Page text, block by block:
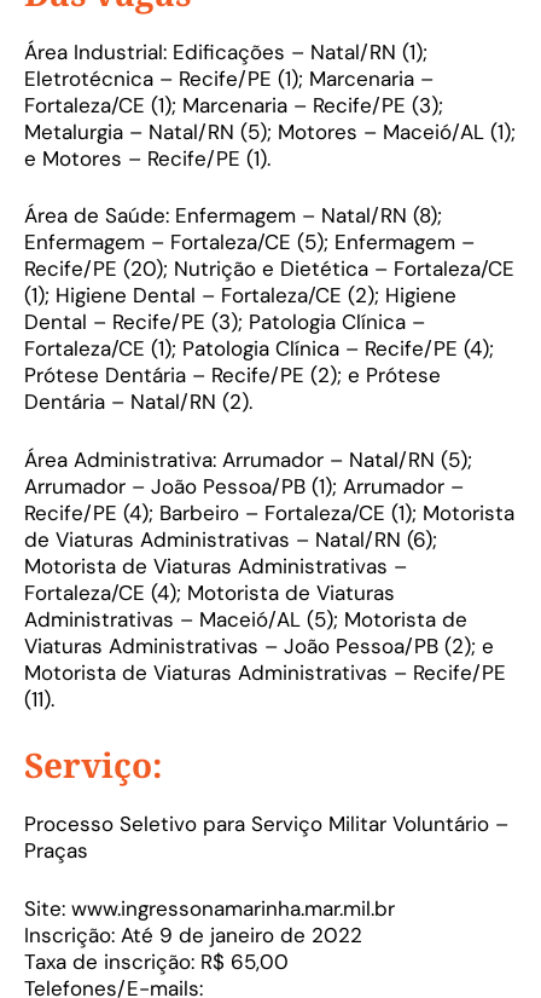
Área Industrial: Edificações – Natal/RN (1);
Eletrotécnica – Recife/PE (1); Marcenaria –
Fortaleza/CE (1); Marcenaria – Recife/PE (3);
Metalurgia – Natal/RN (5); Motores – Maceió/AL (1);
e Motores – Recife/PE (1).
Área de Saúde: Enfermagem – Natal/RN (8);
Enfermagem – Fortaleza/CE (5); Enfermagem –
Recife/PE (20); Nutrição e Dietética – Fortaleza/CE
(1); Higiene Dental – Fortaleza/CE (2); Higiene
Dental – Recife/PE (3); Patologia Clínica –
Fortaleza/CE (1); Patologia Clínica – Recife/PE (4);
Prótese Dentária – Recife/PE (2); e Prótese
Dentária – Natal/RN (2).
Área Administrativa: Arrumador – Natal/RN (5);
Arrumador – João Pessoa/PB (1); Arrumador –
Recife/PE (4); Barbeiro – Fortaleza/CE (1); Motorista
de Viaturas Administrativas – Natal/RN (6);
Motorista de Viaturas Administrativas –
Fortaleza/CE (4); Motorista de Viaturas
Administrativas – Maceió/AL (5); Motorista de
Viaturas Administrativas – João Pessoa/PB (2); e
Motorista de Viaturas Administrativas – Recife/PE
(11).
Serviço:
Processo Seletivo para Serviço Militar Voluntário –
Praças
Site: www.ingressonamarinha.mar.mil.br
Inscrição: Até 9 de janeiro de 2022
Taxa de inscrição: R$ 65,00
Telefones/E-mails: